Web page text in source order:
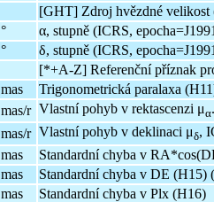
[GHT] Zdroj hvězdné velikost
°
α, stupně (ICRS,
°
δ, stupně (ICRS,
[*+A-Z] Referenční příznak
mas
Trigonometrická paralaxa
mas/r Vlastní pohyb v rektascenzi μα
mas/r Vlastní pohyb v deklinaci μδ,
mas
Standardní chyba v
mas
Standardní chyba v DE (H15)
mas
Standardní chyba v Plx (H16)